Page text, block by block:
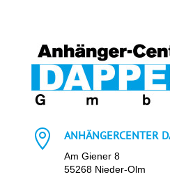
 ANHÄNGERCENTER
Am Giener 8
55268 Nieder-Olm